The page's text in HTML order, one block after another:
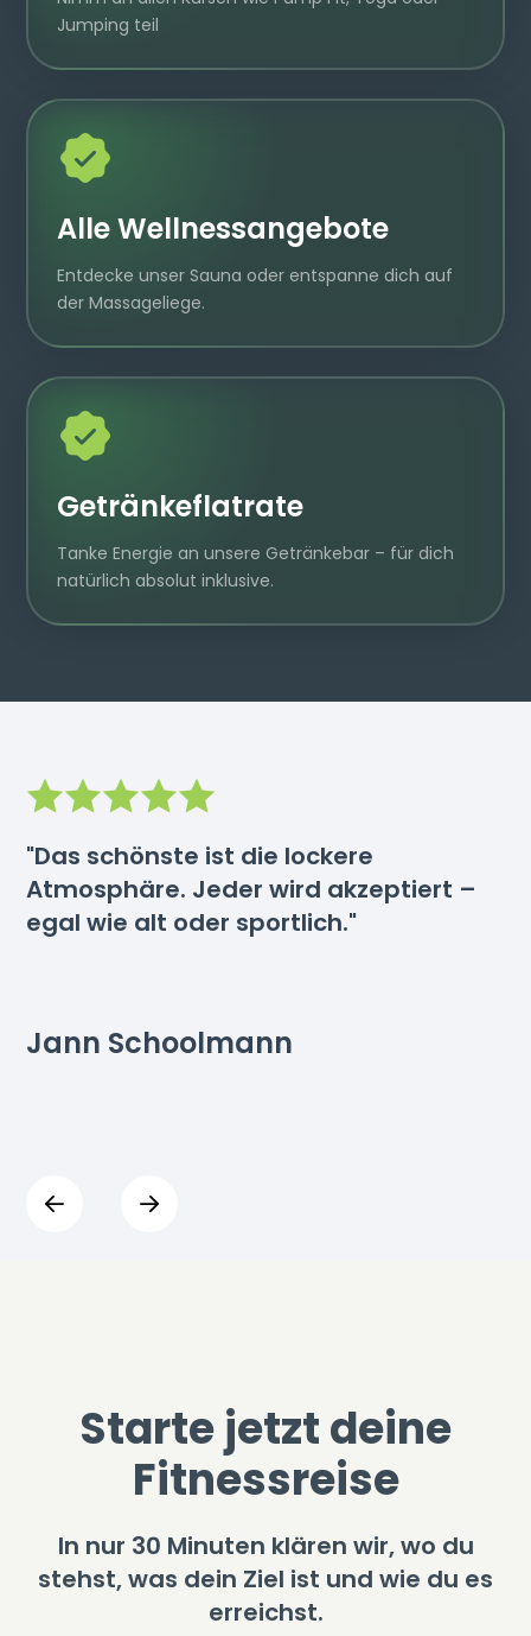
Jumping teil
Alle Wellnessangebote
Entdecke unser Sauna oder entspanne dich auf
der Massageliege.
Getränkeflatrate
Tanke Energie an unsere Getränkebar – für dich
natürlich absolut inklusive.
"Das schönste ist die lockere
Atmosphäre. Jeder wird akzeptiert –
egal wie alt oder sportlich."
Jann Schoolmann
Starte jetzt deine
Fitnessreise
In nur 30 Minuten klären wir, wo du
stehst, was dein Ziel ist und wie du es
erreichst.